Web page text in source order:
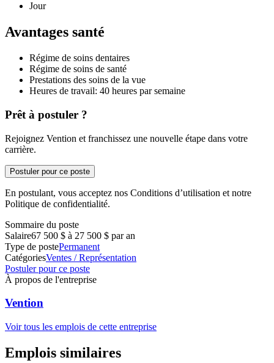
Jour
Avantages santé
Régime de soins dentaires
Régime de soins de santé
Prestations des soins de la vue
Heures de travail: 40 heures par semaine
Prêt à postuler ?
Rejoignez Vention et franchissez une nouvelle étape dans votre
carrière.
Postuler pour ce poste
En postulant, vous acceptez nos Conditions d’utilisation et notre
Politique de confidentialité.
Sommaire du poste
Salaire67 500 $ à 27 500 $ par an
Type de postePermanent
CatégoriesVentes / Représentation
Postuler pour ce poste
À propos de l'entreprise
Vention
Voir tous les emplois de cette entreprise
Emplois similaires